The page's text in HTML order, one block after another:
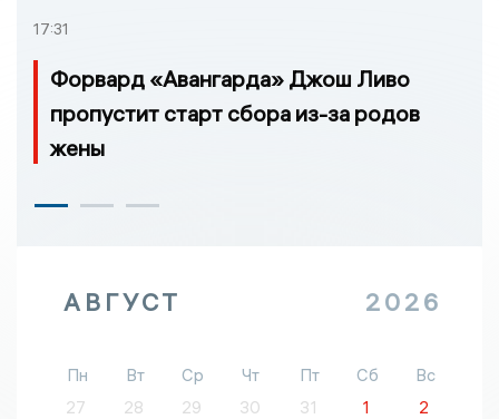
17:31
Форвард «Авангарда» Джош Ливо
пропустит старт сбора из-за родов
жены
АВГУСТ 2026
Пн Вт Ср Чт Пт Сб
Вс
27
28 29 30 31 1
2